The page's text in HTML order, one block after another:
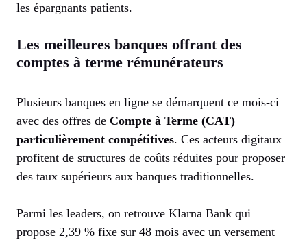
les épargnants patients.
Les meilleures banques offrant des
comptes à terme rémunérateurs
Plusieurs banques en ligne se démarquent ce mois-ci
avec des offres de Compte à Terme (CAT)
particulièrement compétitives. Ces acteurs digitaux
profitent de structures de coûts réduites pour proposer
des taux supérieurs aux banques traditionnelles.
Parmi les leaders, on retrouve Klarna Bank qui
propose 2,39 % fixe sur 48 mois avec un versement